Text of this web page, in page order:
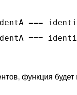
===
===
функция